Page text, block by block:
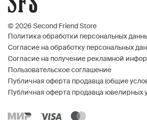
© 2026 Second Friend Store
Политика обработки персональных
Согласие на обработку персональных
Согласие на получение рекламной
Пользовательское соглашение
Публичная оферта продавца (общие
Публичная оферта продавца ювелирных